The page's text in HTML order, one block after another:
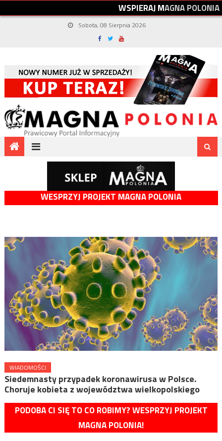
WSPIERAJMAGNAPOLONIA
Sobota, 08 Sierpnia 2026
WESPRZYJ PROJEKT MAGNA POLONIA
WIADOMOŚCI
Siedemnasty przypadek koronawirusa w Polsce.
Choruje kobieta z województwa wielkopolskiego
PODOBA CI SIĘ TO CO ROBIMY? WESPRZYJ PROJEKT
MAGNA POLONIA!